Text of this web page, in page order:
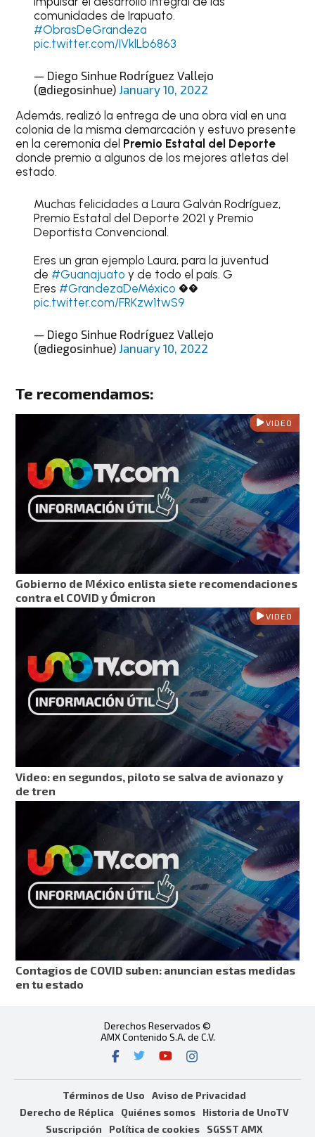
comunidades de Irapuato.
#ObrasDeGrandeza
pic.twitter.com/IVklLb6863
— Diego Sinhue Rodríguez Vallejo
(@diegosinhue) January 10, 2022
Además, realizó la entrega de una obra vial en una
colonia de la misma demarcación y estuvo presente
en la ceremonia del Premio Estatal del Deporte
donde premio a algunos de los mejores atletas del
estado.
Muchas felicidades a Laura Galván Rodríguez,
Premio Estatal del Deporte 2021 y Premio
Deportista Convencional.
Eres un gran ejemplo Laura, para la juventud
de #Guanajuato y de todo el país. G
Eres #GrandezaDeMéxico ��
pic.twitter.com/FRKzw1twS9
— Diego Sinhue Rodríguez Vallejo
(@diegosinhue) January 10, 2022
Te recomendamos:
VIDEO
Gobierno de México enlista siete recomendaciones
contra el COVID y Ómicron
VIDEO
Video: en segundos, piloto se salva de avionazo y
de tren
Contagios de COVID suben: anuncian estas medidas
en tu estado
Derechos Reservados ©
AMX Contenido S.A. de C.V.
Términos de Uso
Aviso de Privacidad
Derecho de Réplica
Quiénes somos
Historia de UnoTV
Suscripción
Política de cookies SGSST AMX